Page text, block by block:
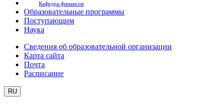
Кафедра финансов
Образовательные программы
Поступающим
Наука
Сведения об образовательной организации
Карта сайта
Почта
Расписание
RU